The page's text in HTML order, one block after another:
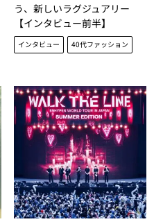
う、新しいラグジュアリー
【インタビュー前半】
インタビュー 40代ファッション